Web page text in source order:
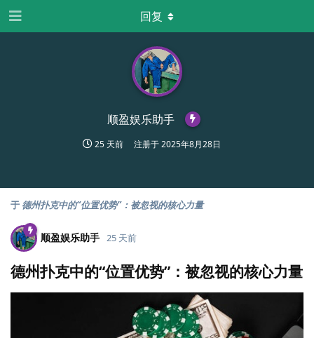
顺盈娱乐助手
25 天前 注册于2025年8月28日
回复
于 德州扑克中的“位置优势”：被忽视的核心力量
顺盈娱乐助手 25 天前
德州扑克中的“位置优势”：被忽视的核心力量